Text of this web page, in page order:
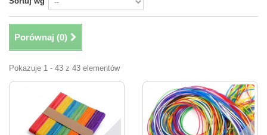
Porównaj (0)
Pokazuje 1 - 43 z 43 elementów